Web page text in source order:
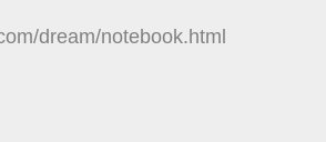
dream/notebook.html